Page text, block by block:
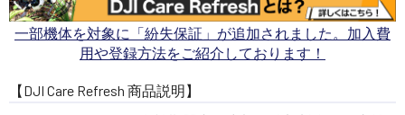
一部機体を対象に「紛失保証」が追加されました。加入費
用や登録方法をご紹介しております！
【DJI Care Refresh 商品説明】